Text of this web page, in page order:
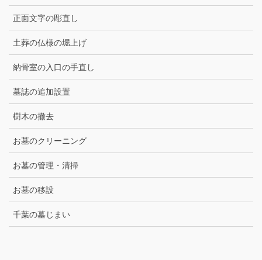
正面文字の彫直し
土葬の仏様の堀上げ
納骨室の入口の手直し
墓誌の追加設置
樹木の撤去
お墓のクリーニング
お墓の管理・清掃
お墓の移設
千葉の墓じまい